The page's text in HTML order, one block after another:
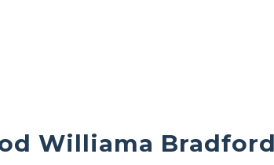
Williama